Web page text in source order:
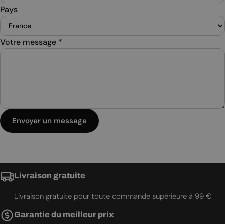
Pays
Votre message *
Envoyer un message
Livraison gratuite
Livraison gratuite pour toute commande supérieure à 99 €
Garantie du meilleur prix